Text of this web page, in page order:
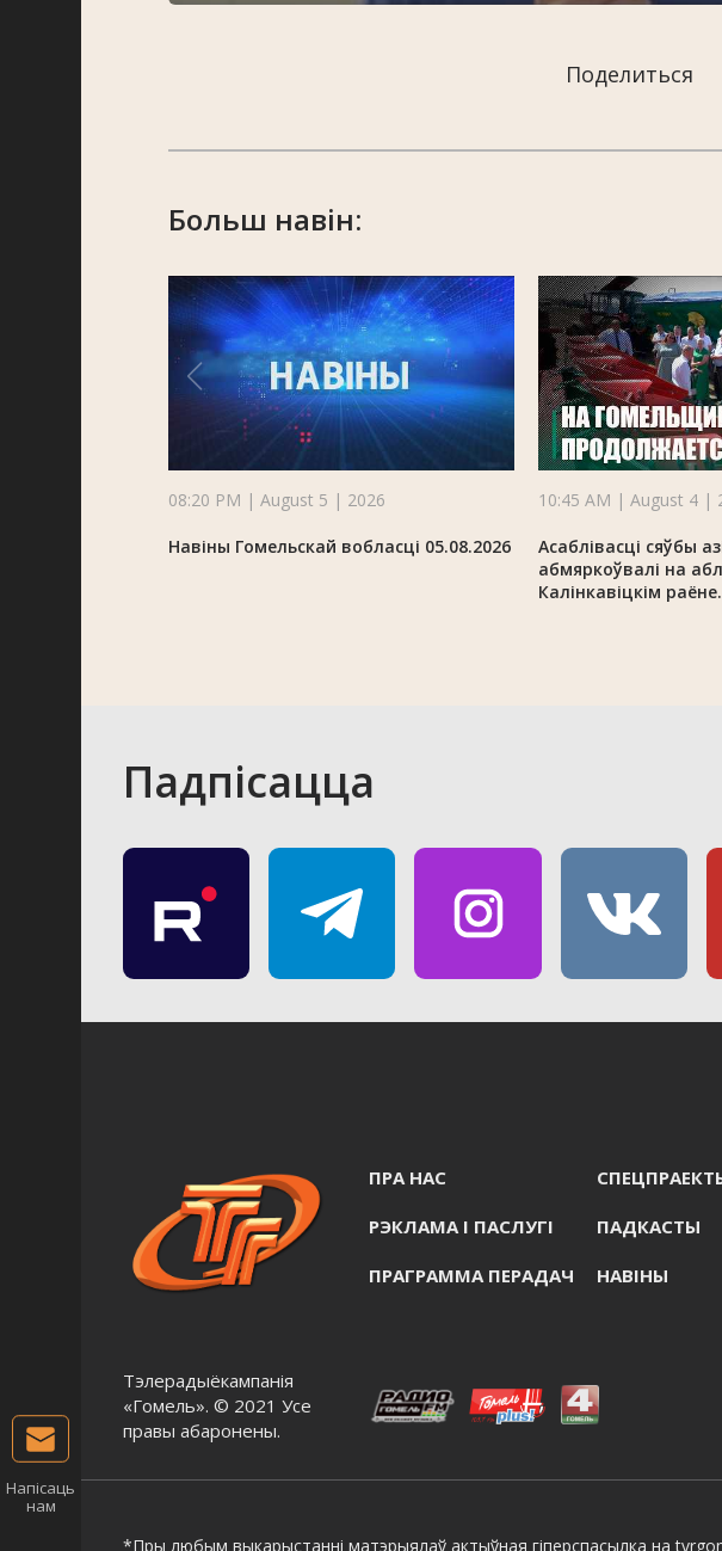
Поделиться
Больш навін:
08:20 PM | August 5 | 2026
Навіны Гомельскай вобласці 05.08.2026
10:45 AM | August 4 |
Асаблівасці сяўбы
абмяркоўвалі на
Калінкавіцкім раёне.
Падпісацца
Тэлерадыёкампанія
«Гомель». © 2021 Усе
правы абаронены.
ПРА НАС
РЭКЛАМА I ПАСЛУГI ПАДКАСТЫ
ПРАГРАММА ПЕРАДАЧ НАВIНЫ
*Пры любым выкарыстанні матэрыялаў актыўная гіперспасылка на
Напісаць
нам